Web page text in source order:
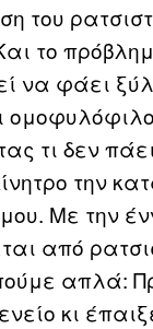
του
το
να φάει
τι δεν
την
Με την
από
απλά:
κι